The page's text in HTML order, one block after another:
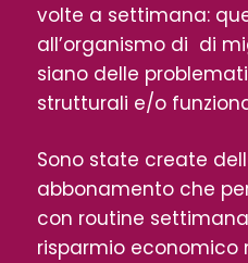
volte a settimana:
all’organismo di di
siano delle
strutturali e/o
Sono state create
abbonamento che
con routine
risparmio economico